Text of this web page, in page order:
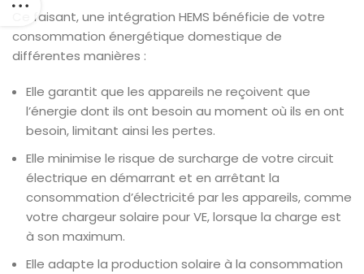
Ce faisant, une intégration HEMS bénéficie de votre
consommation énergétique domestique de
différentes manières :
Elle garantit que les appareils ne reçoivent que
l’énergie dont ils ont besoin au moment où ils en ont
besoin, limitant ainsi les pertes.
Elle minimise le risque de surcharge de votre circuit
électrique en démarrant et en arrêtant la
consommation d’électricité par les appareils, comme
votre chargeur solaire pour VE, lorsque la charge est
à son maximum.
Elle adapte la production solaire à la consommation